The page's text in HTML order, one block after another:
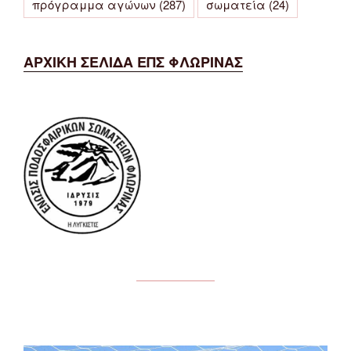
πρόγραμμα αγώνων (287) σωματεία (24)
ΑΡΧΙΚΗ ΣΕΛΙΔΑ ΕΠΣ ΦΛΩΡΙΝΑΣ